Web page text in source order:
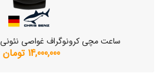
ساعت مچی کرونوگراف غواصی نئونی CB-C200-N-KBS
14,000,000 تومان